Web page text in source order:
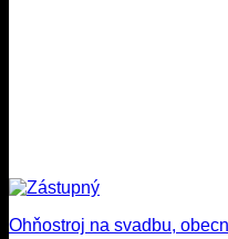
Ohňostroj na svadbu,